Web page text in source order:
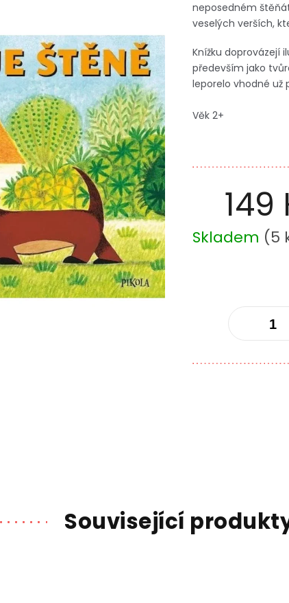
149
Měrná
cena:
Skladem (5
neposedném
veselých verších,
Knížku doprovázejí
především jako
leporelo vhodné už
Věk 2+
Související